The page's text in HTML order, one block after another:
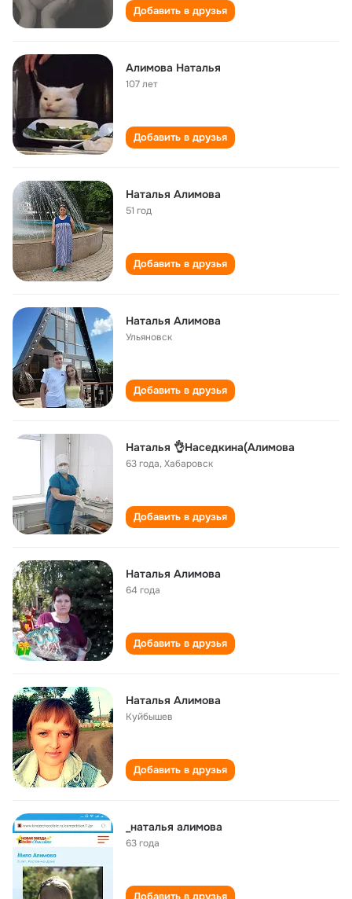
Добавить в друзья
Алимова Наталья
107 лет
Добавить в друзья
Наталья Алимова
51 год
Добавить в друзья
Наталья Алимова
Ульяновск
Добавить в друзья
Наталья 👌Наседкина(Алимова
63 года,Хабаровск
Добавить в друзья
Наталья Алимова
64 года
Добавить в друзья
Наталья Алимова
Куйбышев
Добавить в друзья
_наталья алимова
63 года
Добавить в друзья